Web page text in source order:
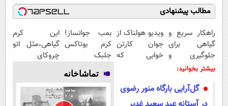
مطالب پیشنهادی
راهکار سریع و
گیاهی برای
جلوگیری و
درمان پیری
ویدیو هولناک از
جوان کارتن
خوابی که
بمب جوانساز!
کرم بوتاکس
جلبک
اسپیرولینا50%تخفیف
این کرم
گیاهی،مثل اتو
چروکای
بیشتر بخوانید:
گل‌آرایی بارگاه منور رضوی
تماشاخانه